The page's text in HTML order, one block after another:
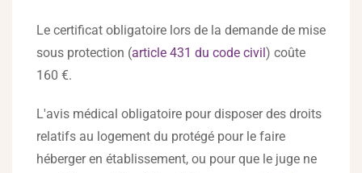
Le certificat obligatoire lors de la demande de mise
sous protection (article 431 du code civil) coûte
160 €.
L'avis médical obligatoire pour disposer des droits
relatifs au logement du protégé pour le faire
héberger en établissement, ou pour que le juge ne